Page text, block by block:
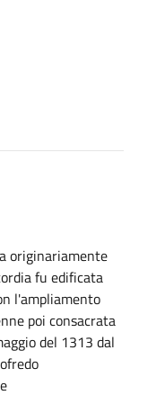
originariamente
fu edificata
l'ampliamento
poi consacrata
del 1313 dal